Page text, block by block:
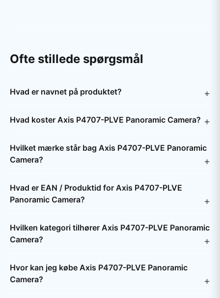
Ofte stillede spørgsmål
Hvad er navnet på produktet?
Hvad koster Axis P4707-PLVE Panoramic Camera?
Hvilket mærke står bag Axis P4707-PLVE Panoramic
Camera?
Hvad er EAN / Produktid for Axis P4707-PLVE
Panoramic Camera?
Hvilken kategori tilhører Axis P4707-PLVE Panoramic
Camera?
Hvor kan jeg købe Axis P4707-PLVE Panoramic
Camera?